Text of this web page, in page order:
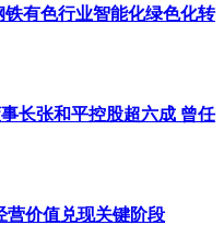
有色行业智能化绿色化转
长张和平控股超六成 曾任
价值兑现关键阶段